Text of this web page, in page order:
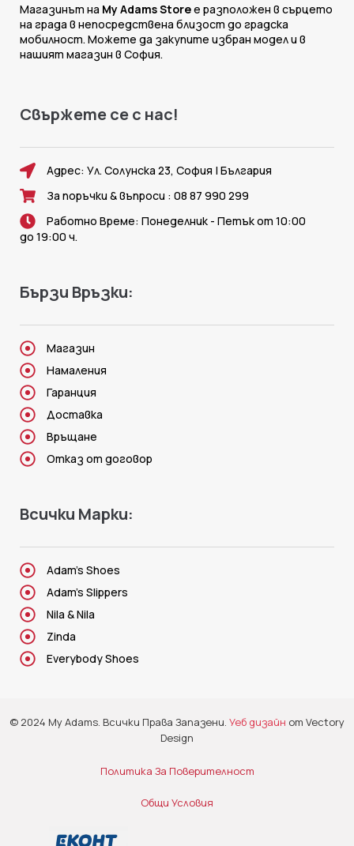
Магазинът на My Adams Storeе разположен в сърцето
на града в непосредствена близост до градска
мобилност. Можете да закупите избран модел и в
нашият магазин в София.
Свържете се с нас!
Адрес: Ул. Солунска 23, София | България
За поръчки & въпроси : 08 87 990 299
Работно Време: Понеделник - Петък от 10:00
до 19:00 ч.
Бързи Връзки:
Магазин
Намаления
Гаранция
Доставка
Връщане
Отказ от договор
Всички Марки:
Adam's Shoes
Adam's Slippers
Nila & Nila
Zinda
Everybody Shoes
© 2024 My Adams. Всички Права Запазени. Уеб дизайн от Vectory
Design
Политика За Поверителност
Общи Условия